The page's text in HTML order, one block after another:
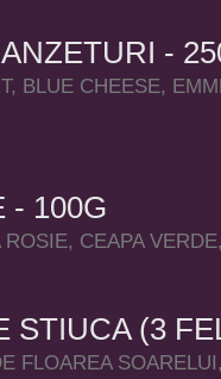
-
BLUE CHEESE,
- 100G
CEAPA
STIUCA (3
FLOAREA